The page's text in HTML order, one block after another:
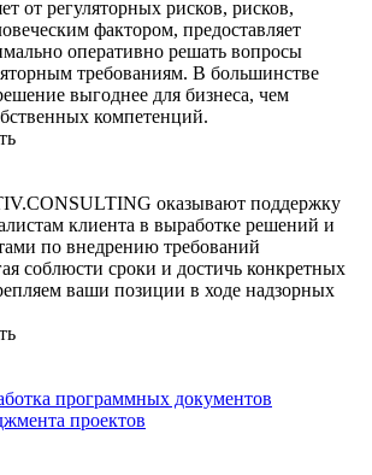
от регуляторных рисков, рисков,
фактором, предоставляет
оперативно решать вопросы
требованиям. В большинстве
выгоднее для бизнеса, чем
компетенций.
оказывают поддержку
клиента в выработке решений и
по внедрению требований
соблюсти сроки и достичь конкретных
ваши позиции в ходе надзорных
программных документов
проектов